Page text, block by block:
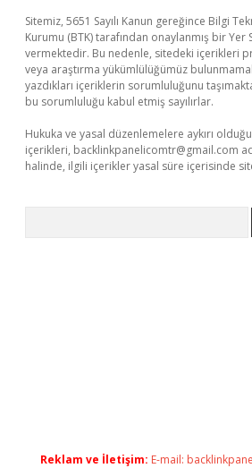
Sitemiz, 5651 Sayılı Kanun gereğince Bilgi
Kurumu (BTK) tarafından onaylanmış bir Yer
vermektedir. Bu nedenle, sitedeki içerikleri
veya araştırma yükümlülüğümüz
yazdıkları içeriklerin sorumluluğunu
bu sorumluluğu kabul etmiş sayılırlar.
Hukuka ve yasal düzenlemelere aykırı
içerikleri, backlinkpanelicomtr@gmail.com
halinde, ilgili içerikler yasal süre içerisinde
Reklam ve İletişim: E-mail: